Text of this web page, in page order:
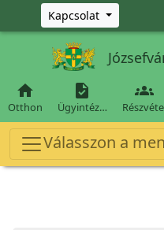
Ugrás a fő tartalomra
Kapcsolat

Otthon

Ügyintéz…

Válasszon a